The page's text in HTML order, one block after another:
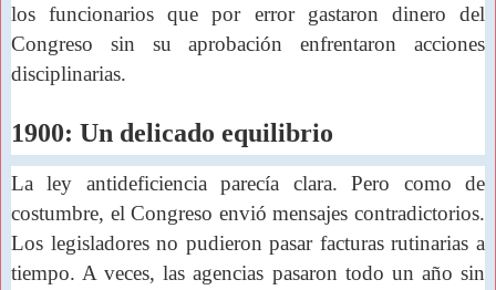
los funcionarios que por error gastaron dinero del
Congreso
sin su aprobación enfrentaron acciones
disciplinarias.
1900: Un delicado equilibrio
La ley antideficiencia parecía clara. Pero como de
costumbre, el Congreso envió mensajes contradictorios.
Los legisladores no pudieron pasar facturas rutinarias a
tiempo. A veces, las agencias pasaron todo un año sin